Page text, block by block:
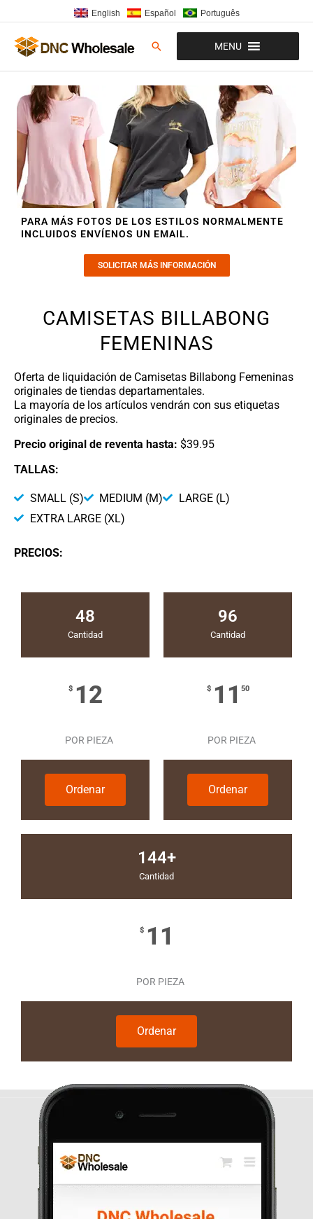
al
contenido
English Español Português
Buscar MENU
PARA MÁS FOTOS DE LOS ESTILOS NORMALMENTE
INCLUIDOS ENVÍENOS UN EMAIL.
SOLICITAR MÁS INFORMACIÓN
CAMISETAS BILLABONG
FEMENINAS
Oferta de liquidación de Camisetas Billabong Femeninas
originales de tiendas departamentales.
La mayoría de los artículos vendrán con sus etiquetas
originales de precios.
Precio original de reventa hasta: $39.95
TALLAS:
SMALL (S) MEDIUM (M)
LARGE (L)
EXTRA LARGE (XL)
PRECIOS:
48
Cantidad
$ 12
POR PIEZA
Ordenar
96
Cantidad
$ 11 50
POR PIEZA
Ordenar
144+
Cantidad
$ 11
POR PIEZA
Ordenar